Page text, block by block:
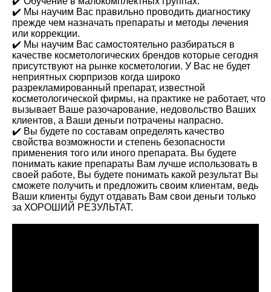
✔️ Мы научим Вас правильно проводить диагностику
прежде чем назначать препараты и методы лечения
или коррекции.
✔️ Мы научим Вас самостоятельно разбираться в
качестве косметологических брендов которые сегодня
присутствуют на рынке косметологии. У Вас не будет
неприятных сюрпризов когда широко
разрекламированный препарат, известной
косметологической фирмы, на практике не работает, что
вызывает Ваше разочарование, недовольство Ваших
клиентов, а Ваши деньги потрачены напрасно.
✔️ Вы будете по составам определять качество
свойства возможности и степень безопасности
применения того или иного препарата. Вы будете
понимать какие препараты Вам лучше использовать в
своей работе, Вы будете понимать какой результат Вы
сможете получить и предложить своим клиентам, ведь
Ваши клиенты будут отдавать Вам свои деньги только
за ХОРОШИЙ РЕЗУЛЬТАТ.